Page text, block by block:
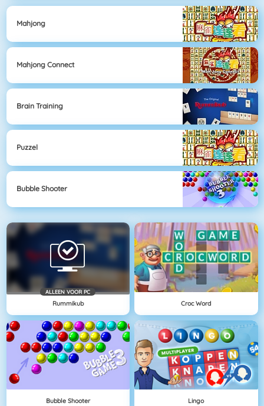
Mahjong
Mahjong Connect
Brain Training
Puzzel
Bubble Shooter
ALLEEN VOOR PC
Rummikub Croc Word
Bubble Shooter Lingo